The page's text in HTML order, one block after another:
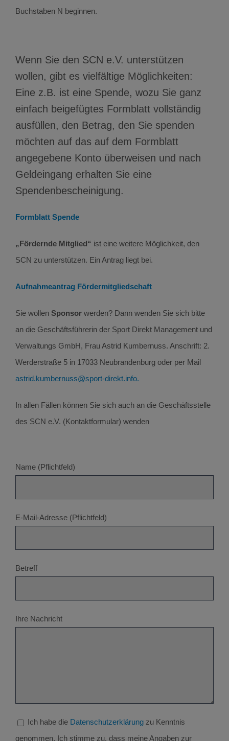
Buchstaben N beginnen.
Wenn Sie den SCN e.V. unterstützen
wollen, gibt es vielfältige Möglichkeiten:
Eine z.B. ist eine Spende, wozu Sie ganz
einfach beigefügtes Formblatt vollständig
ausfüllen, den Betrag, den Sie spenden
möchten auf das auf dem Formblatt
angegebene Konto überweisen und nach
Geldeingang erhalten Sie eine
Spendenbescheinigung.
Formblatt Spende
„Fördernde Mitglied“ ist eine weitere Möglichkeit, den
SCN zu unterstützen. Ein Antrag liegt bei.
Aufnahmeantrag Fördermitgliedschaft
Sie wollen Sponsor werden? Dann wenden Sie sich bitte
an die Geschäftsführerin der Sport Direkt Management und
Verwaltungs GmbH, Frau Astrid Kumbernuss. Anschrift: 2.
Werderstraße 5 in 17033 Neubrandenburg oder per Mail
astrid.kumbernuss@sport-direkt.info.
In allen Fällen können Sie sich auch an die Geschäftsstelle
des SCN e.V. (Kontaktformular) wenden
Name (Pflichtfeld)
E-Mail-Adresse (Pflichtfeld)
Betreff
Ihre Nachricht
Ich habe die Datenschutzerklärung zu Kenntnis
genommen. Ich stimme zu, dass meine Angaben zur